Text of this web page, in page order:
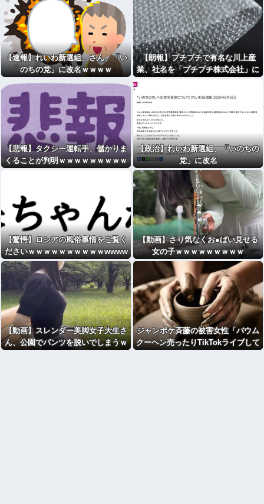
【速報】れいわ新選組、さん、「い
のちの党」に改名ｗｗｗｗ
【朗報】プチプチで有名な川上産
業、社名を「プチプチ株式会社」に
【悲報】タクシー運転手、儲かりま
くることが判明ｗｗｗｗｗｗｗｗｗ
【政治】れいわ新選組、「いのちの
党」に改名
【驚愕】ロシアの風俗事情をご覧く
ださいｗｗｗｗｗｗｗｗｗｗwwww
【動画】さり気なくお●ぱい見せる
女の子ｗｗｗｗｗｗｗｗｗ
【動画】スレンダー美脚女子大生さ
ん、公園でパンツを脱いでしまうｗ
ジャンポケ斉藤の被害女性「バウム
クーヘン売ったりTikTokライブして